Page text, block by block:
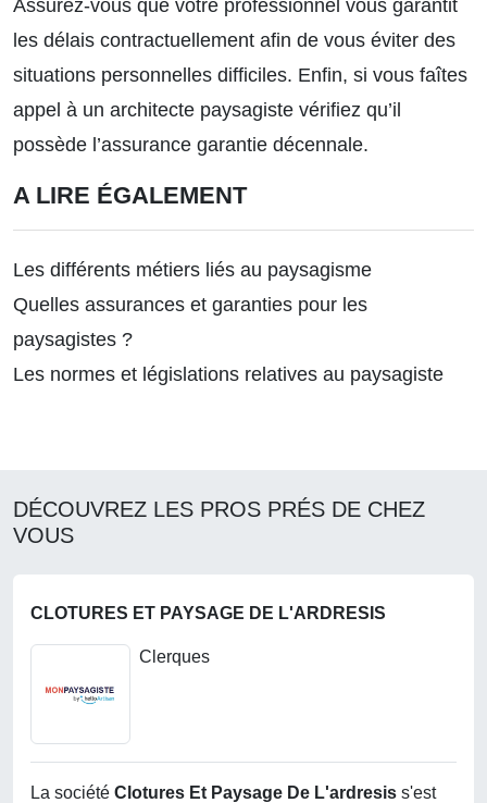
Assurez-vous que votre professionnel vous garantit
les délais contractuellement afin de vous éviter des
situations personnelles difficiles. Enfin, si vous faîtes
appel à un architecte paysagiste vérifiez qu’il
possède l’assurance garantie décennale.
A LIRE ÉGALEMENT
Les différents métiers liés au paysagisme
Quelles assurances et garanties pour les
paysagistes ?
Les normes et législations relatives au paysagiste
DÉCOUVREZ LES PROS PRÉS DE CHEZ
VOUS
CLOTURES ET PAYSAGE DE L'ARDRESIS
Clerques
La société Clotures Et Paysage De L'ardresis s'est